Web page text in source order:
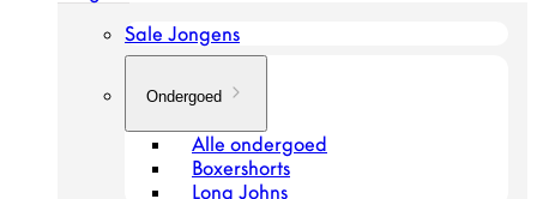
Sale Jongens
Ondergoed
Alle ondergoed
Boxershorts
Long Johns